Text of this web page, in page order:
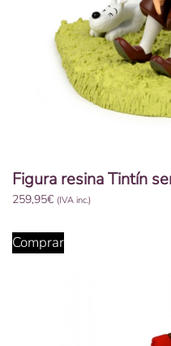
Figura resina Tintín
259,95€ (IVA inc.)
Comprar